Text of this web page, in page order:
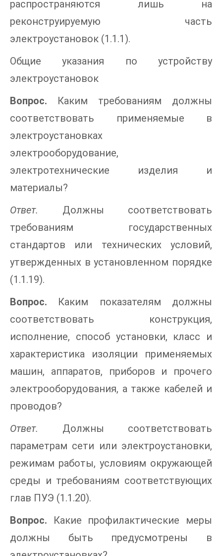
распространяются лишь на
реконструируемую часть
электроустановок (1.1.1).
Общие указания по устройству
электроустановок
Вопрос. Каким требованиям должны
соответствовать применяемые в
электроустановках
электрооборудование,
электротехнические изделия и
материалы?
Ответ. Должны соответствовать
требованиям государственных
стандартов или технических условий,
утвержденных в установленном порядке
(1.1.19).
Вопрос. Каким показателям должны
соответствовать конструкция,
исполнение, способ установки, класс и
характеристика изоляции применяемых
машин, аппаратов, приборов и прочего
электрооборудования, а также кабелей и
проводов?
Ответ. Должны соответствовать
параметрам сети или электроустановки,
режимам работы, условиям окружающей
среды и требованиям соответствующих
глав ПУЭ (1.1.20).
Вопрос. Какие профилактические меры
должны быть предусмотрены в